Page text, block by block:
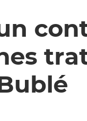
FIESTAS ARGENTINAS
FULL FACE TV
DESAFÍO 10 AÑOS
AGENDA CORPORATIVA